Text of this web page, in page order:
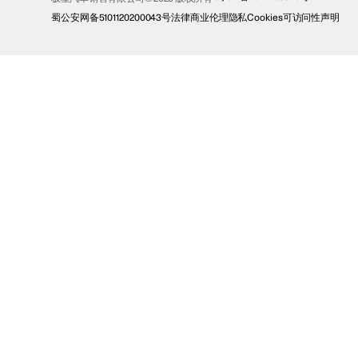
蜀公安网备5101120200043号法律商业伦理 隐私Cookies可访问性声明